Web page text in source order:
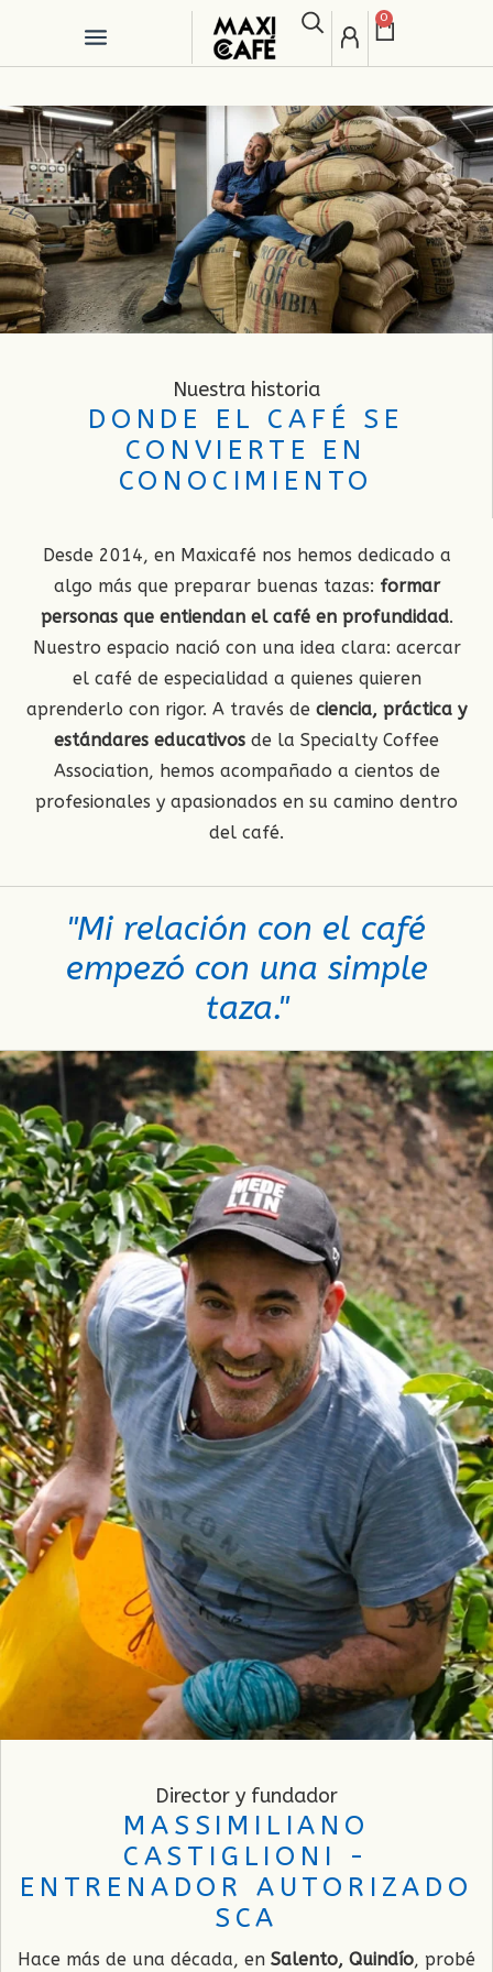
0
Nuestra historia
DONDE EL CAFÉ SE
CONVIERTE EN
CONOCIMIENTO
Desde 2014, en Maxicafé nos hemos dedicado a
algo más que preparar buenas tazas: formar
personas que entiendan el café en profundidad.
Nuestro espacio nació con una idea clara: acercar
el café de especialidad a quienes quieren
aprenderlo con rigor. A través de ciencia, práctica y
estándares educativos de la Specialty Coffee
Association, hemos acompañado a cientos de
profesionales y apasionados en su camino dentro
del café.
"Mi relación con el café
empezó con una simple
taza."
Director y fundador
MASSIMILIANO
CASTIGLIONI -
ENTRENADOR AUTORIZADO
SCA
Hace más de una década, en Salento, Quindío, probé